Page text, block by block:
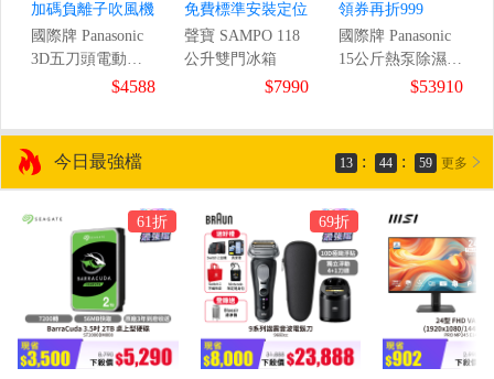
加碼負離子吹風機
國際牌 Panasonic
3D五刀頭電動刮
$4588
免費標準安裝定位
聲寶 SAMPO 118
公升雙門冰箱
$7990
領券再折999
國際牌 Panasonic
15公斤熱泵除濕式
滾筒洗衣機$53910
今日最強檔 13 : 44 : 57 更多
61折 69折